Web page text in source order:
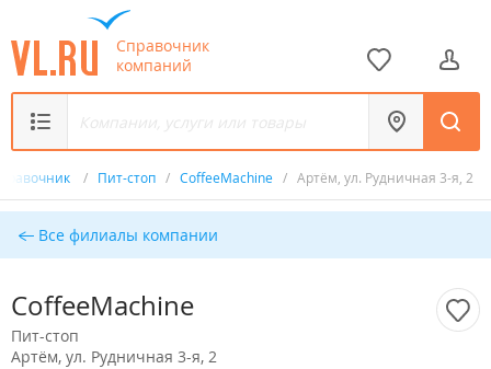
Справочник
компаний
/ Пит-стоп / CoffeeMachine / Артём, ул. Рудничная 3-я, 2
Все филиалы компании
CoffeeMachine
Пит-стоп
Артём, ул. Рудничная 3-я, 2